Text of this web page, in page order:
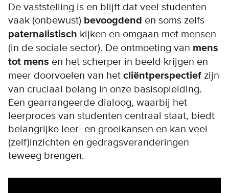
De vaststelling is en blijft dat veel studenten
vaak (onbewust) bevoogdend en soms zelfs
paternalistisch kijken en omgaan met mensen
(in de sociale sector). De ontmoeting van mens
tot mens en het scherper in beeld krijgen en
meer doorvoelen van het cliëntperspectief zijn
van cruciaal belang in onze basisopleiding.
Een gearrangeerde dialoog, waarbij het
leerproces van studenten centraal staat, biedt
belangrijke leer- en groeikansen en kan veel
(zelf)inzichten en gedragsveranderingen
teweeg brengen.